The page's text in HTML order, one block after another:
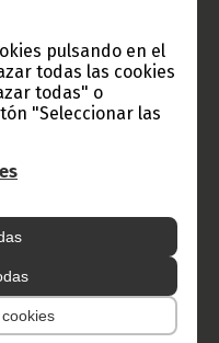
pulsando en el
todas las cookies
todas" o
"Seleccionar las
de Guinea
día 5 de marzo, en Bata,
para organizar el 5º